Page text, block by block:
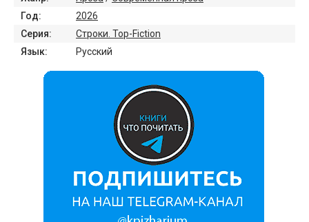
Год:
2026
Серия:
Строки. Top-Fiction
Язык:
Русский